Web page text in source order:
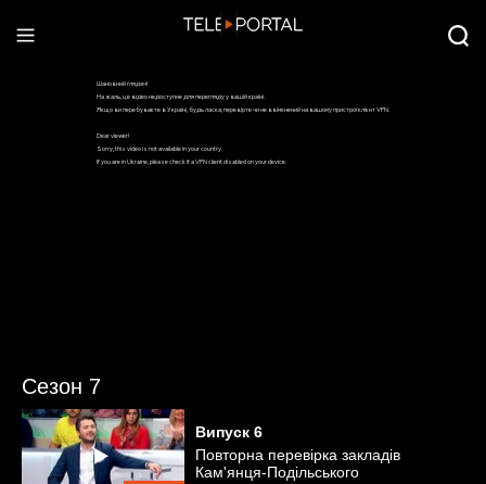
Сезон 7
Випуск 6
Повторна перевірка закладів
Кам'янця-Подільського